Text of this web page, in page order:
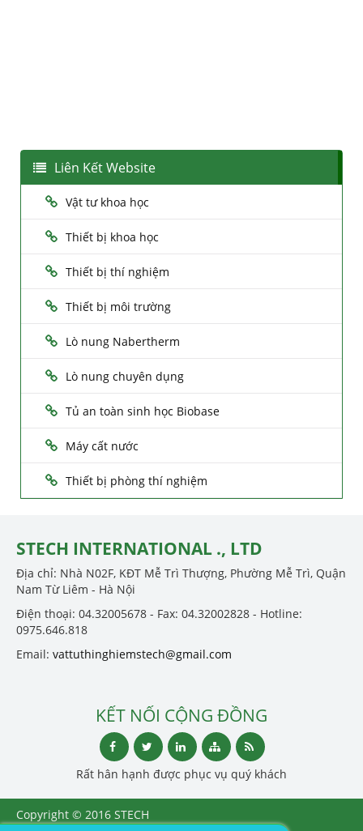
Liên Kết Website
Vật tư khoa học
Thiết bị khoa học
Thiết bị thí nghiệm
Thiết bị môi trường
Lò nung Nabertherm
Lò nung chuyên dụng
Tủ an toàn sinh học Biobase
Máy cất nước
Thiết bị phòng thí nghiệm
STECH INTERNATIONAL ., LTD
Địa chỉ: Nhà N02F, KĐT Mễ Trì Thượng, Phường Mễ Trì, Quận
Nam Từ Liêm - Hà Nội
Điện thoại: 04.32005678 - Fax: 04.32002828 - Hotline:
0975.646.818
Email: vattuthinghiemstech@gmail.com
KẾT NỐI CỘNG ĐỒNG
Rất hân hạnh được phục vụ quý khách
Copyright © 2016 STECH